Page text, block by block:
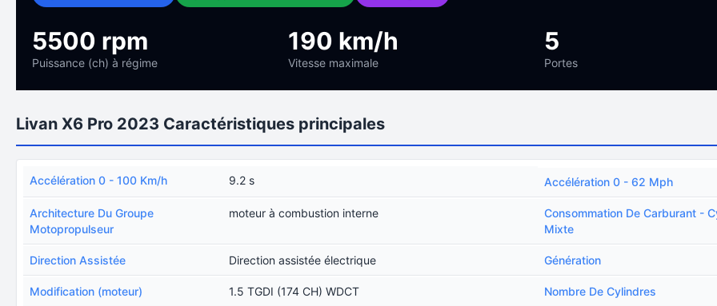
5500 rpm
Puissance (ch) à régime
190 km/h
Vitesse maximale
5
Portes
Livan X6 Pro 2023 Caractéristiques principales
Accélération 0 - 100 Km/h 9.2 s Accélération 0 - 62 Mph
Architecture Du Groupe
Motopropulseur
moteur à combustion interne
Consommation De Carburant -
Mixte
Direction Assistée Direction assistée électrique Génération
Modification (moteur) 1.5 TGDI (174 CH) WDCT Nombre De Cylindres